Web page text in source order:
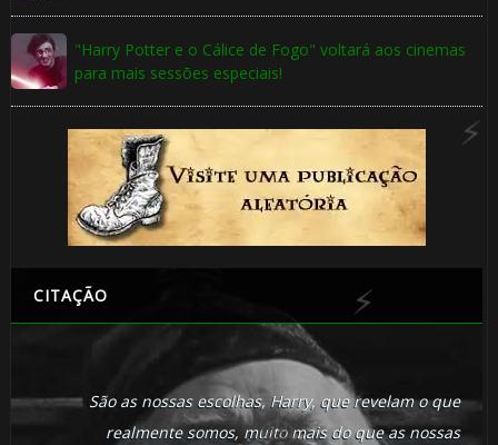
"Harry Potter e o Cálice de Fogo" voltará aos cinemas
para mais sessões especiais!
CITAÇÃO
São as nossas escolhas, Harry, que revelam o que
realmente somos, muito mais do que as nossas
⚡